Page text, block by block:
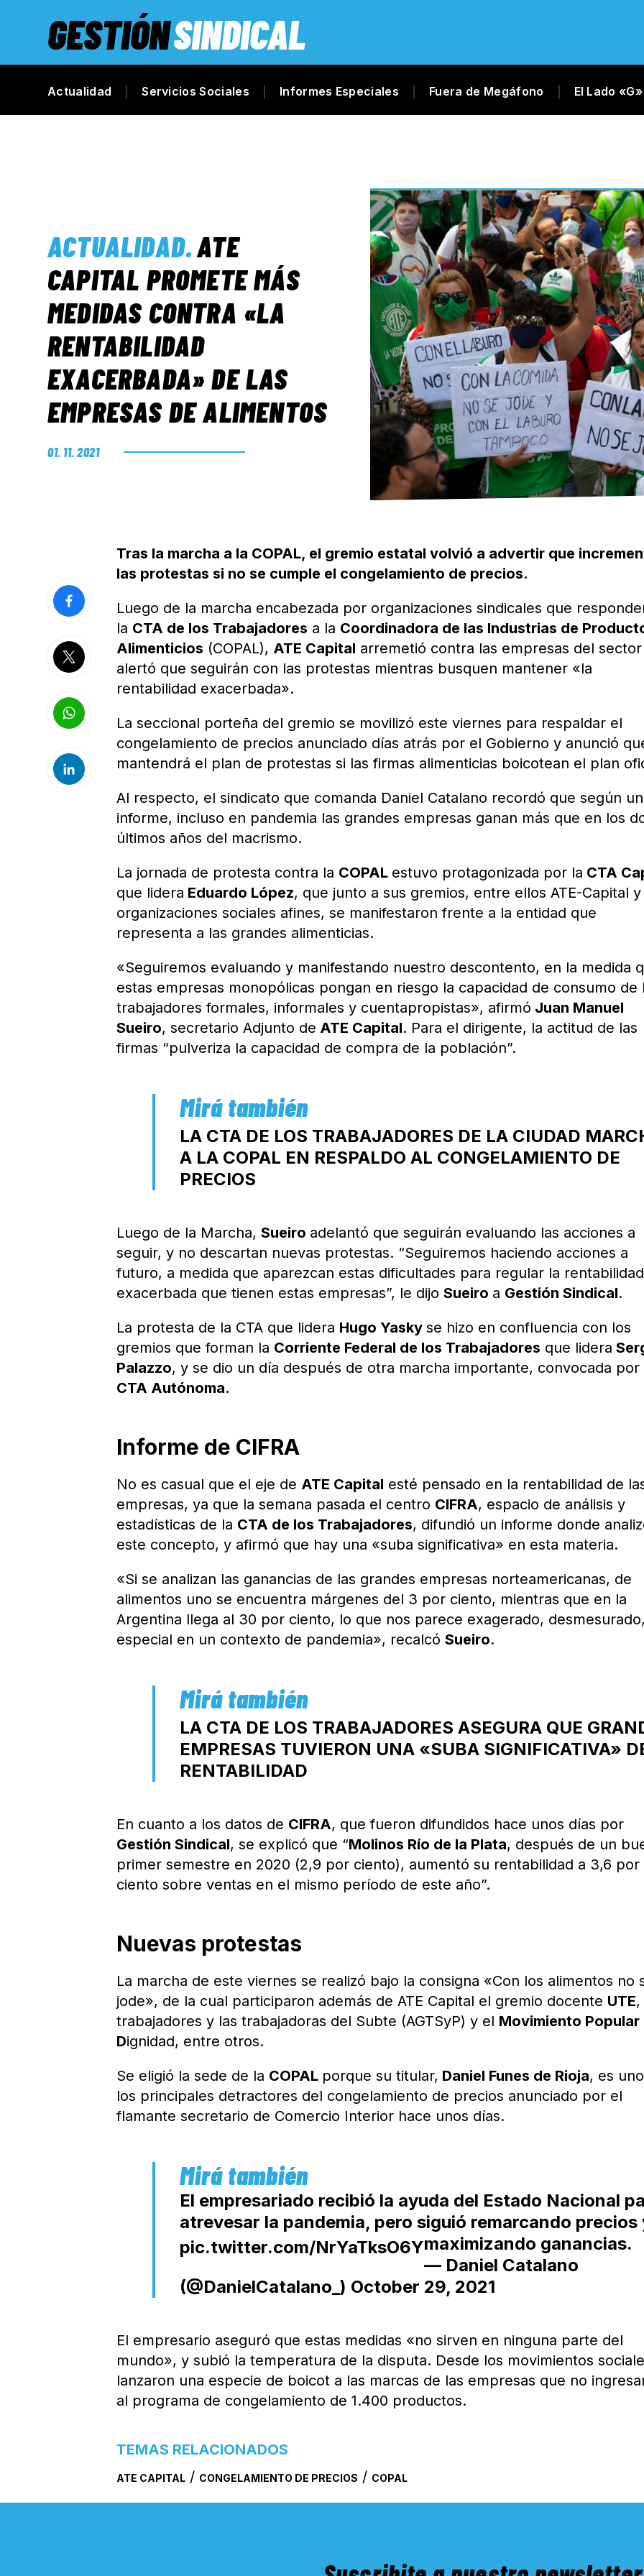
GESTIÓNSINDICAL
Actualidad Servicios Sociales Informes Especiales Fuera de Megáfono El Lado «G»
ACTUALIDAD.ATE
CAPITAL PROMETE MÁS
MEDIDAS CONTRA «LA
RENTABILIDAD
EXACERBADA» DE LAS
EMPRESAS DE ALIMENTOS
01. 11. 2021
Tras la marcha a la COPAL, el gremio estatal volvió a advertir que
las protestas si no se cumple el congelamiento de precios.
Luego de la marcha encabezada por organizaciones sindicales que
la CTA de los Trabajadores a la Coordinadora de las Industrias de
Alimenticios (COPAL), ATE Capital arremetió contra las empresas del
alertó que seguirán con las protestas mientras busquen mantener «la
rentabilidad exacerbada».
La seccional porteña del gremio se movilizó este viernes para respaldar el
congelamiento de precios anunciado días atrás por el Gobierno y anunció
mantendrá el plan de protestas si las firmas alimenticias boicotean el plan
Al respecto, el sindicato que comanda Daniel Catalano recordó que según un
informe, incluso en pandemia las grandes empresas ganan más que en los
últimos años del macrismo.
La jornada de protesta contra la COPAL estuvo protagonizada por la CTA
que lidera Eduardo López, que junto a sus gremios, entre ellos ATE-Capital y
organizaciones sociales afines, se manifestaron frente a la entidad que
representa a las grandes alimenticias.
«Seguiremos evaluando y manifestando nuestro descontento, en la medida
estas empresas monopólicas pongan en riesgo la capacidad de consumo de
trabajadores formales, informales y cuentapropistas», afirmó Juan Manuel
Sueiro, secretario Adjunto de ATE Capital. Para el dirigente, la actitud de las
firmas “pulveriza la capacidad de compra de la población”.
LA CTA DE LOS TRABAJADORES DE LA CIUDAD
A LA COPAL EN RESPALDO AL CONGELAMIENTO DE
PRECIOS
Luego de la Marcha,Sueiro adelantó que seguirán evaluando las acciones a
seguir, y no descartan nuevas protestas. “Seguiremos haciendo acciones a
futuro, a medida que aparezcan estas dificultades para regular la rentabilidad
exacerbada que tienen estas empresas”, le dijoSueiro a Gestión Sindical.
La protesta de la CTA que lidera Hugo Yaskyse hizo en confluencia con los
gremios que forman la Corriente Federal de los Trabajadores que lidera
Palazzo, y se dio un día después de otra marcha importante, convocada por
CTA Autónoma.
Informe de CIFRA
No es casual que el eje de ATE Capital esté pensado en la rentabilidad de
empresas, ya que la semana pasada el centro CIFRA, espacio de análisis y
estadísticas de la CTA de los Trabajadores, difundió un informe donde
este concepto, y afirmó que hay una «suba significativa» en esta materia.
«Si se analizan las ganancias de las grandes empresas norteamericanas, de
alimentos uno se encuentra márgenes del 3 por ciento, mientras que en la
Argentina llega al 30 por ciento, lo que nos parece exagerado,
especial en un contexto de pandemia», recalcóSueiro.
LA CTA DE LOS TRABAJADORES ASEGURA QUE
EMPRESAS TUVIERON UNA «SUBA SIGNIFICATIVA»
RENTABILIDAD
En cuanto a los datos de CIFRA, que fueron difundidos hace unos días por
Gestión Sindical, se explicó que “Molinos Río de la Plata, después de un
primer semestre en 2020 (2,9 por ciento), aumentó su rentabilidad a 3,6 por
ciento sobre ventas en el mismo período de este año”.
Nuevas protestas
La marcha de este viernes se realizó bajo la consigna «Con los alimentos no
jode», de la cual participaron además de ATE Capital el gremio docente UTE,
trabajadores y las trabajadoras del Subte (AGTSyP) y el Movimiento Popular
Dignidad, entre otros.
Se eligió la sede de la COPAL porque su titular, Daniel Funes de Rioja, es
los principales detractores del congelamiento de precios anunciado por el
flamante secretario de Comercio Interior hace unos días.
El empresariado recibió la ayuda del Estado Nacional
atrevesar la pandemia, pero siguió remarcando precios
maximizando ganancias.
pic.twitter.com/NrYaTksO6Y
— Daniel Catalano
(@DanielCatalano_) October 29, 2021
El empresario aseguró que estas medidas «no sirven en ninguna parte del
mundo», y subió la temperatura de la disputa. Desde los movimientos
lanzaron una especie de boicot a las marcas de las empresas que no
al programa de congelamiento de 1.400 productos.
TEMAS RELACIONADOS
ATE CAPITAL / CONGELAMIENTO DE PRECIOS / COPAL